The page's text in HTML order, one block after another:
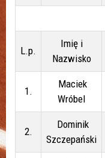
L.p.
Imię i
Nazwisko
1.
Maciek
Wróbel
2.
Dominik
Szczepański